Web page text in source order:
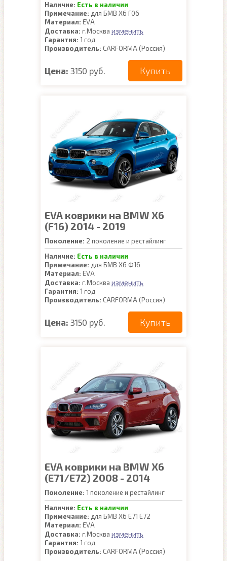
Наличие: Есть в наличии
Примечание: для БМВ Х6 Г06
Материал: EVA
Доставка: г.Москва изменить
Гарантия: 1 год
Производитель: CARFORMA (Россия)
Цена: 3150 руб. Купить
EVA коврики на BMW X6
(F16) 2014 - 2019
Поколение: 2 поколение и рестайлинг
Наличие: Есть в наличии
Примечание: для БМВ Х6 Ф16
Материал: EVA
Доставка: г.Москва изменить
Гарантия: 1 год
Производитель: CARFORMA (Россия)
Цена: 3150 руб. Купить
EVA коврики на BMW X6
(E71/E72) 2008 - 2014
Поколение: 1 поколение и рестайлинг
Наличие: Есть в наличии
Примечание: для БМВ Х6 Е71 Е72
Материал: EVA
Доставка: г.Москва изменить
Гарантия: 1 год
Производитель: CARFORMA (Россия)